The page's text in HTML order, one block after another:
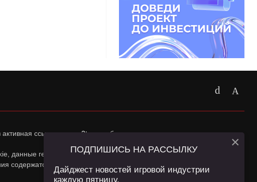
ссылка наapp2top.ruобязательна.
данные геолокации Пользователей сайта и сервис «Яндекс
содержатся в
Политике конфиденциальностии
ПОДПИШИСЬ НА РАССЫЛКУ
Дайджест новостей игровой индустрии
каждую пятницу.
×